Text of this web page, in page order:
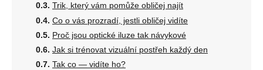
Trik, který vám pomůže obličej najít
Co o vás prozradí, jestli obličej vidíte
Proč jsou optické iluze tak návykové
Jak si trénovat vizuální postřeh každý den
Tak co — vidíte ho?